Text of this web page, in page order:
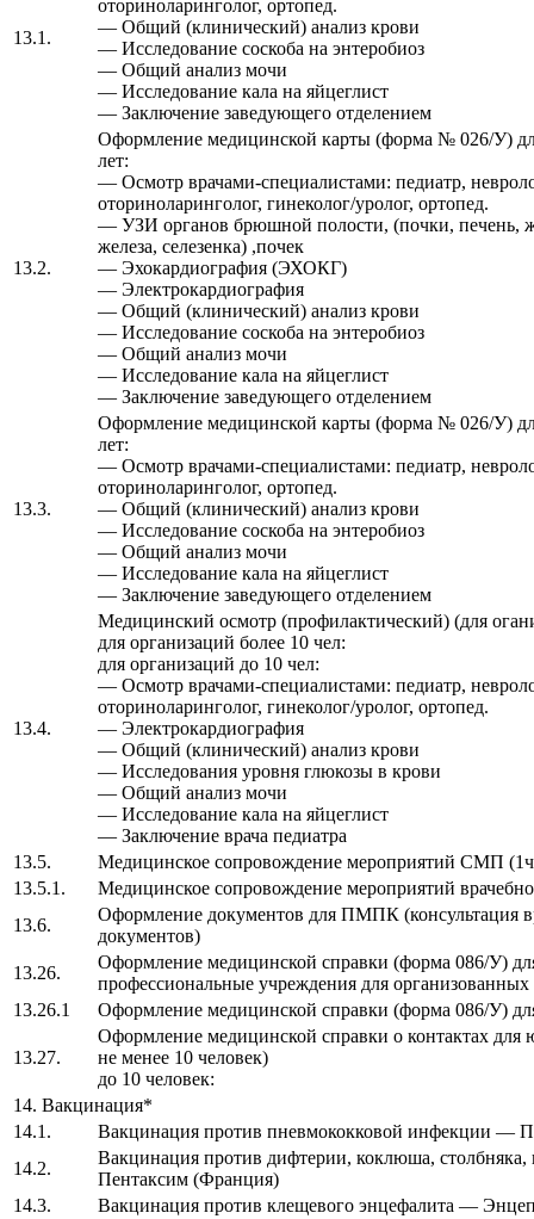
13.1.
оториноларинголог, ортопед.
— Общий (клинический) анализ крови
— Исследование соскоба на энтеробиоз
— Общий анализ мочи
— Исследование кала на яйцеглист
— Заключение заведующего отделением
13.2.
Оформление медицинской карты (форма № 026/У)
лет:
— Осмотр врачами-специалистами: педиатр,
оториноларинголог, гинеколог/уролог, ортопед.
— УЗИ органов брюшной полости, (почки, печень,
железа, селезенка) ,почек
— Эхокардиография (ЭХОКГ)
— Электрокардиография
— Общий (клинический) анализ крови
— Исследование соскоба на энтеробиоз
— Общий анализ мочи
— Исследование кала на яйцеглист
— Заключение заведующего отделением
13.3.
Оформление медицинской карты (форма № 026/У)
лет:
— Осмотр врачами-специалистами: педиатр,
оториноларинголог, ортопед.
— Общий (клинический) анализ крови
— Исследование соскоба на энтеробиоз
— Общий анализ мочи
— Исследование кала на яйцеглист
— Заключение заведующего отделением
13.4.
Медицинский осмотр (профилактический) (для
для организаций более 10 чел:
для организаций до 10 чел:
— Осмотр врачами-специалистами: педиатр,
оториноларинголог, гинеколог/уролог, ортопед.
— Электрокардиография
— Общий (клинический) анализ крови
— Исследования уровня глюкозы в крови
— Общий анализ мочи
— Исследование кала на яйцеглист
— Заключение врача педиатра
13.5.
Медицинское сопровождение мероприятий СМП
13.5.1.
Медицинское сопровождение мероприятий
13.6.
Оформление документов для ПМПК (консультация
документов)
13.26.
Оформление медицинской справки (форма 086/У)
профессиональные учреждения для организованных
13.26.1
Оформление медицинской справки (форма 086/У)
13.27.
Оформление медицинской справки о контактах для
не менее 10 человек)
до 10 человек:
14. Вакцинация*
14.1.
Вакцинация против пневмококковой инфекции —
14.2.
Вакцинация против дифтерии, коклюша,
Пентаксим (Франция)
14.3.
Вакцинация против клещевого энцефалита —